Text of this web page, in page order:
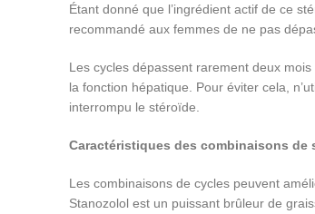
Étant donné que l’ingrédient actif de ce
recommandé aux femmes de ne pas
Les cycles dépassent rarement deux
la fonction hépatique. Pour éviter cela,
interrompu le stéroïde.
Caractéristiques des combinaisons de
Les combinaisons de cycles peuvent
Stanozolol est un puissant brûleur de